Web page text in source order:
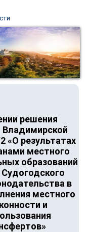
решения
Владимирской
«О результатах
местного
образований
в
местного
и